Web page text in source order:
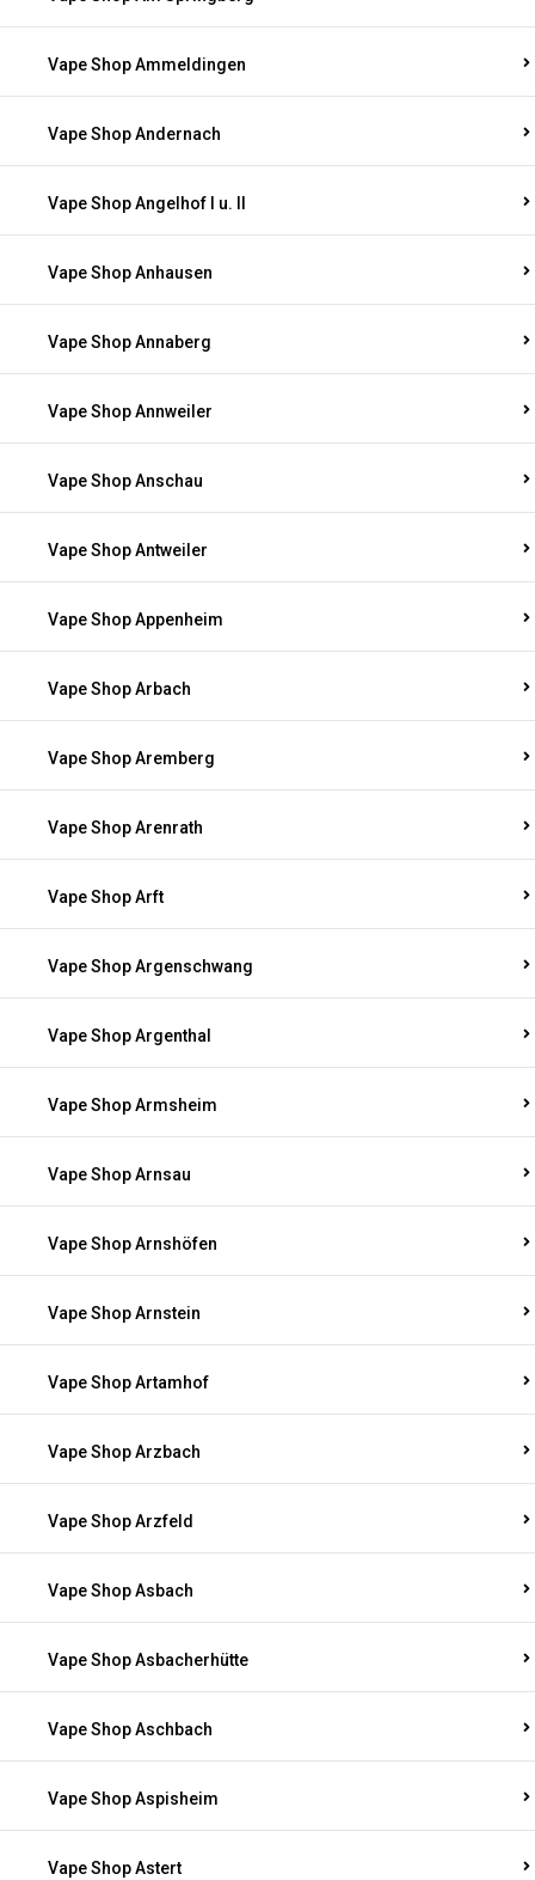
Vape Shop Ammeldingen
Vape Shop Andernach
Vape Shop Angelhof I u. II
Vape Shop Anhausen
Vape Shop Annaberg
Vape Shop Annweiler
Vape Shop Anschau
Vape Shop Antweiler
Vape Shop Appenheim
Vape Shop Arbach
Vape Shop Aremberg
Vape Shop Arenrath
Vape Shop Arft
Vape Shop Argenschwang
Vape Shop Argenthal
Vape Shop Armsheim
Vape Shop Arnsau
Vape Shop Arnshöfen
Vape Shop Arnstein
Vape Shop Artamhof
Vape Shop Arzbach
Vape Shop Arzfeld
Vape Shop Asbach
Vape Shop Asbacherhütte
Vape Shop Aschbach
Vape Shop Aspisheim
Vape Shop Astert